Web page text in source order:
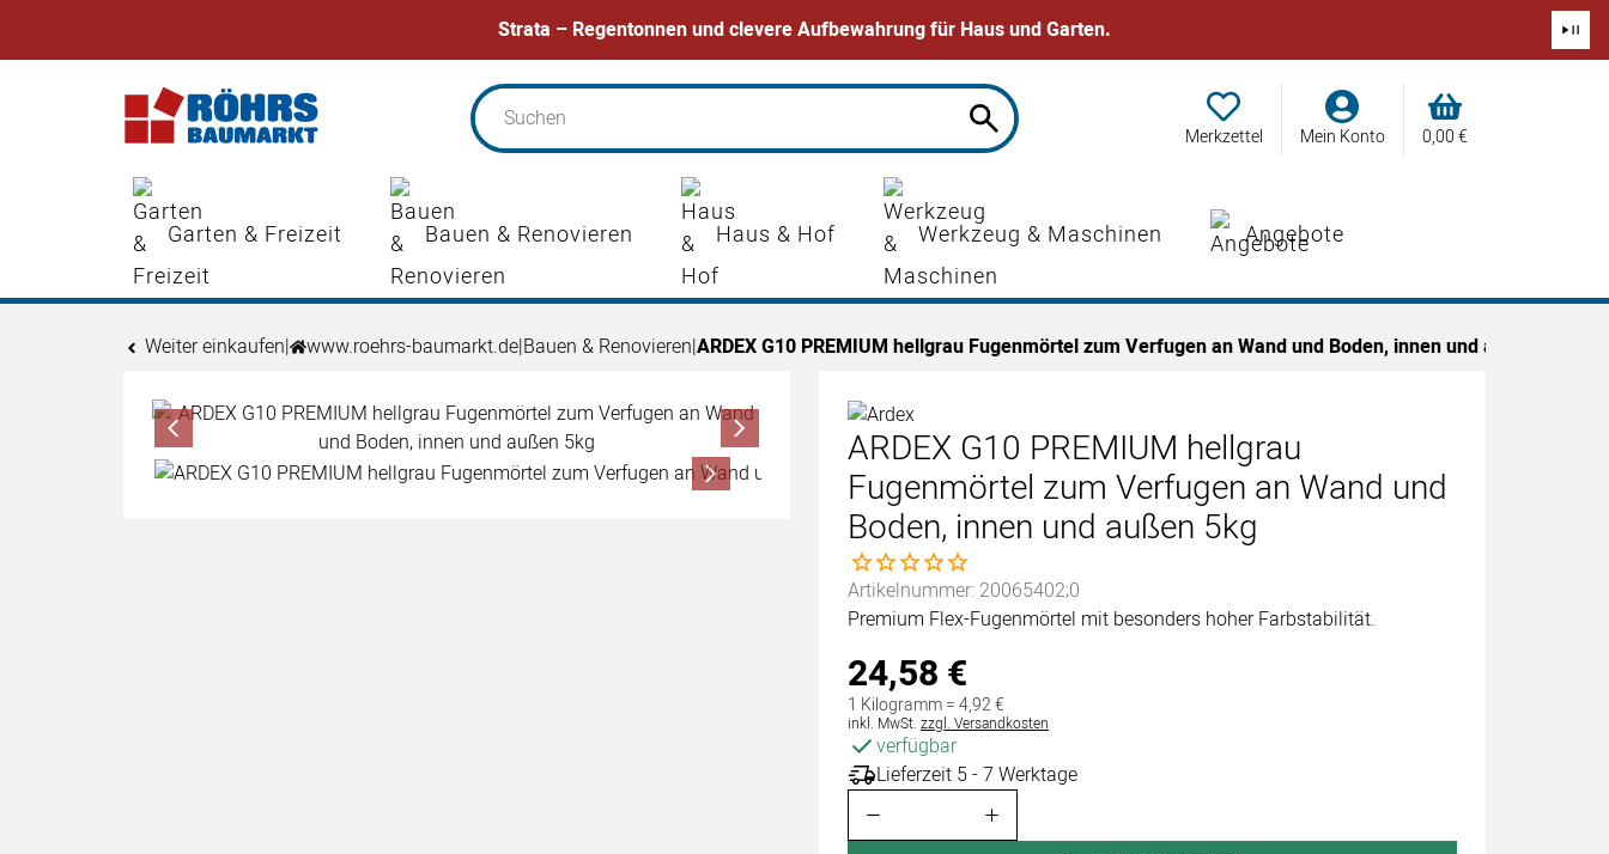
Strata – Regentonnen und clevere Aufbewahrung für Haus und Garten.
Zum Hauptinhalt springen Merkzettel Mein Konto 0,00€
Garten & Freizeit Bauen & Renovieren Haus & Hof Werkzeug & Maschinen Angebote
Weiter einkaufen| www.roehrs-baumarkt.de|Bauen & Renovieren|ARDEX G10 PREMIUM hellgrau Fugenmörtel zum Verfugen an Wand und Boden, innen und außen 5kg
Produktgalerie
Zur Kaufbox springen
ARDEX G10 PREMIUM hellgrau
Fugenmörtel zum Verfugen an Wand und
Boden, innen und außen 5kg
Noch keine Bewertungen abgegeben
Artikelnummer: 20065402;0
Premium Flex-Fugenmörtel mit besonders hoher Farbstabilität.
24,58 €
1 Kilogramm =4,92€
Steuerhinweis:
inkl. MwSt. zzgl. Versandkosten
verfügbar
Lieferzeit 5 - 7 Werktage